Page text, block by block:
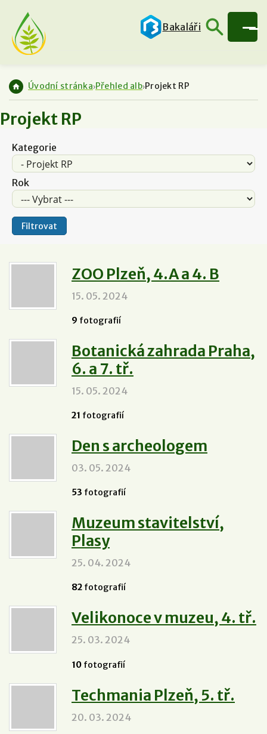
Bakaláři
Úvodní stránka Přehled alb Projekt RP
Projekt RP
Kategorie
Rok
ZOO Plzeň, 4.A a 4. B
15. 05. 2024
9 fotografií
Botanická zahrada Praha,
6. a 7. tř.
15. 05. 2024
21 fotografií
Den s archeologem
03. 05. 2024
53 fotografií
Muzeum stavitelství,
Plasy
25. 04. 2024
82 fotografií
Velikonoce v muzeu, 4. tř.
25. 03. 2024
10 fotografií
Techmania Plzeň, 5. tř.
20. 03. 2024